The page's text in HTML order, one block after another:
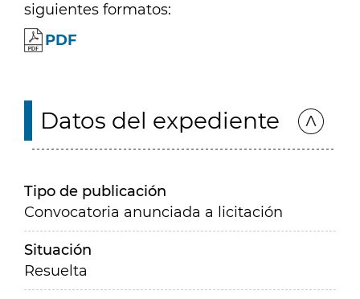
siguientes formatos:
PDF
Datos del expediente
Tipo de publicación
Convocatoria anunciada a licitación
Situación
Resuelta